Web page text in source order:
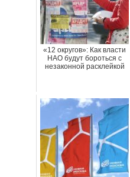
«12 округов»: Как власти
НАО будут бороться с
незаконной расклейкой